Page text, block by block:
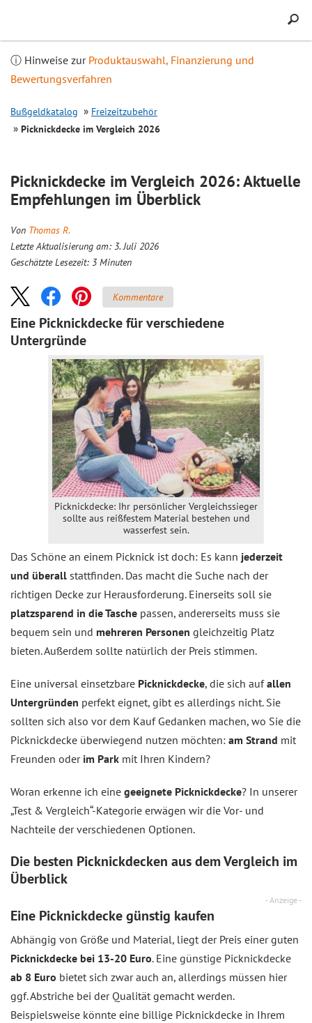
ⓘ Hinweise zur Produktauswahl, Finanzierung und
Bewertungsverfahren
Bußgeldkatalog
Freizeitzubehör
Picknickdecke im Vergleich 2026
Picknickdecke im Vergleich 2026: Aktuelle
Empfehlungen im Überblick
Von Thomas R.
Letzte Aktualisierung am: 3. Juli 2026
Geschätzte Lesezeit: 3 Minuten
Kommentare
Eine Picknickdecke für verschiedene
Untergründe
Picknickdecke: Ihr persönlicher Vergleichssieger
sollte aus reißfestem Material bestehen und
wasserfest sein.
Das Schöne an einem Picknick ist doch: Es kann jederzeit
und überall stattfinden. Das macht die Suche nach der
richtigen Decke zur Herausforderung. Einerseits soll sie
platzsparend in die Tasche passen, andererseits muss sie
bequem sein und mehreren Personen gleichzeitig Platz
bieten. Außerdem sollte natürlich der Preis stimmen.
Eine universal einsetzbare Picknickdecke, die sich aufallen
Untergründen perfekt eignet, gibt es allerdings nicht. Sie
sollten sich also vor dem Kauf Gedanken machen, wo Sie die
Picknickdecke überwiegend nutzen möchten: am Strand mit
Freunden oderim Park mit Ihren Kindern?
Woran erkenne ich eine geeignete Picknickdecke? In unserer
„Test & Vergleich“-Kategorie erwägen wir die Vor- und
Nachteile der verschiedenen Optionen.
Die besten Picknickdecken aus demVergleich im
Überblick
- Anzeige -
Eine Picknickdecke günstig kaufen
Abhängig von Größe und Material, liegt der Preis einer guten
Picknickdecke bei 13-20 Euro. Eine günstige Picknickdecke
ab 8 Euro bietet sich zwar auch an, allerdings müssen hier
ggf. Abstriche bei der Qualität gemacht werden.
Beispielsweise könnte eine billige Picknickdecke in Ihrem